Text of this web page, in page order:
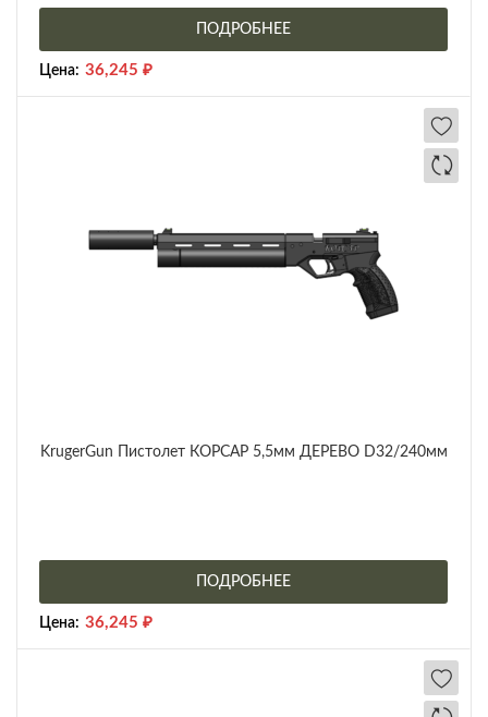
ПОДРОБНЕЕ
Цена: 36,245 ₽
KrugerGun Пистолет КОРСАР 5,5мм ДЕРЕВО D32/240мм
ПОДРОБНЕЕ
Цена: 36,245 ₽